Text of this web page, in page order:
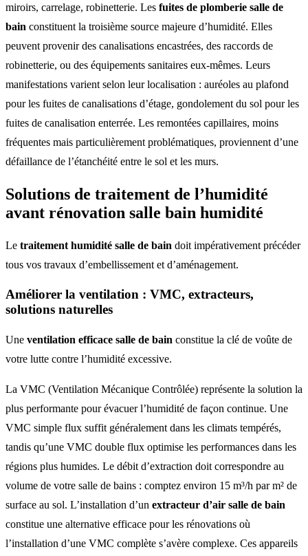
miroirs, carrelage, robinetterie. Les fuites de plomberie salle de
bain constituent la troisième source majeure d’humidité. Elles
peuvent provenir des canalisations encastrées, des raccords de
robinetterie, ou des équipements sanitaires eux-mêmes. Leurs
manifestations varient selon leur localisation : auréoles au plafond
pour les fuites de canalisations d’étage, gondolement du sol pour les
fuites de canalisation enterrée. Les remontées capillaires, moins
fréquentes mais particulièrement problématiques, proviennent d’une
défaillance de l’étanchéité entre le sol et les murs.
Solutions de traitement de l’humidité
avant rénovation salle bain humidité
Le traitement humidité salle de bain doit impérativement précéder
tous vos travaux d’embellissement et d’aménagement.
Améliorer la ventilation : VMC, extracteurs,
solutions naturelles
Une ventilation efficace salle de bain constitue la clé de voûte de
votre lutte contre l’humidité excessive.
La VMC (Ventilation Mécanique Contrôlée) représente la solution la
plus performante pour évacuer l’humidité de façon continue. Une
VMC simple flux suffit généralement dans les climats tempérés,
tandis qu’une VMC double flux optimise les performances dans les
régions plus humides. Le débit d’extraction doit correspondre au
volume de votre salle de bains : comptez environ 15 m³/h par m² de
surface au sol. L’installation d’un extracteur d’air salle de bain
constitue une alternative efficace pour les rénovations où
l’installation d’une VMC complète s’avère complexe. Ces appareils